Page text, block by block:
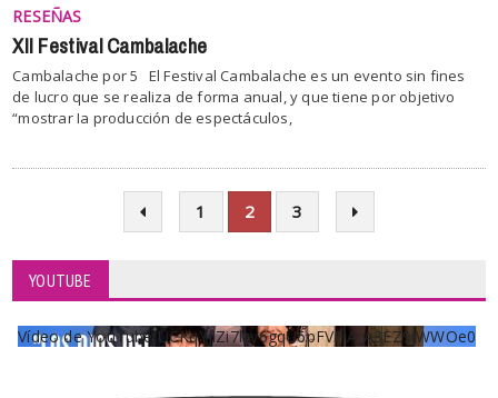
RESEÑAS
XII Festival Cambalache
Cambalache por 5 El Festival Cambalache es un evento sin fines
de lucro que se realiza de forma anual, y que tiene por objetivo
“mostrar Ia producción de espectáculos,
1 2 3
YOUTUBE
Vídeo de YouTube UCKqYjiZi7lzy6gqU6pFVFiA_A3EZ9JWWOe0